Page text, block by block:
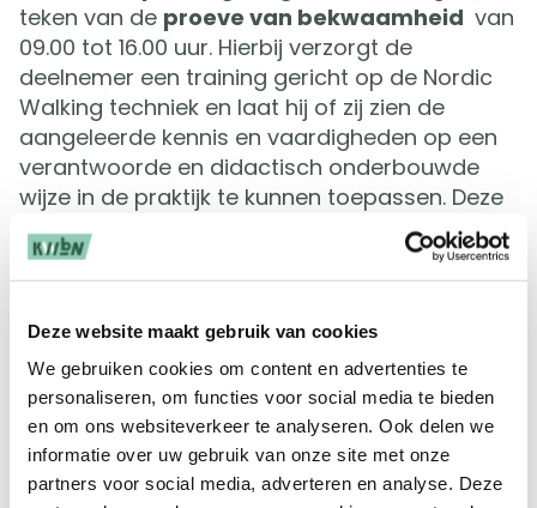
Deze website maakt gebruik van cookies
We gebruiken cookies om content en advertenties te
personaliseren, om functies voor social media te bieden
en om ons websiteverkeer te analyseren. Ook delen we
informatie over uw gebruik van onze site met onze
partners voor social media, adverteren en analyse. Deze
teken van de proeve van bekwaamheid van
09.00 tot 16.00 uur. Hierbij verzorgt de
deelnemer een training gericht op de Nordic
Walking techniek en laat hij of zij zien de
aangeleerde kennis en vaardigheden op een
verantwoorde en didactisch onderbouwde
wijze in de praktijk te kunnen toepassen. Deze
training wordt beoordeeld door een
examinator van de KWbN.
Alle informatie op een rij
Toelatingseisen
Wandeltrainers 3 die hun deelnemers de
Nordic Walking techniek willen aanleren en/of
Nordic Walking (techniek)trainingen willen